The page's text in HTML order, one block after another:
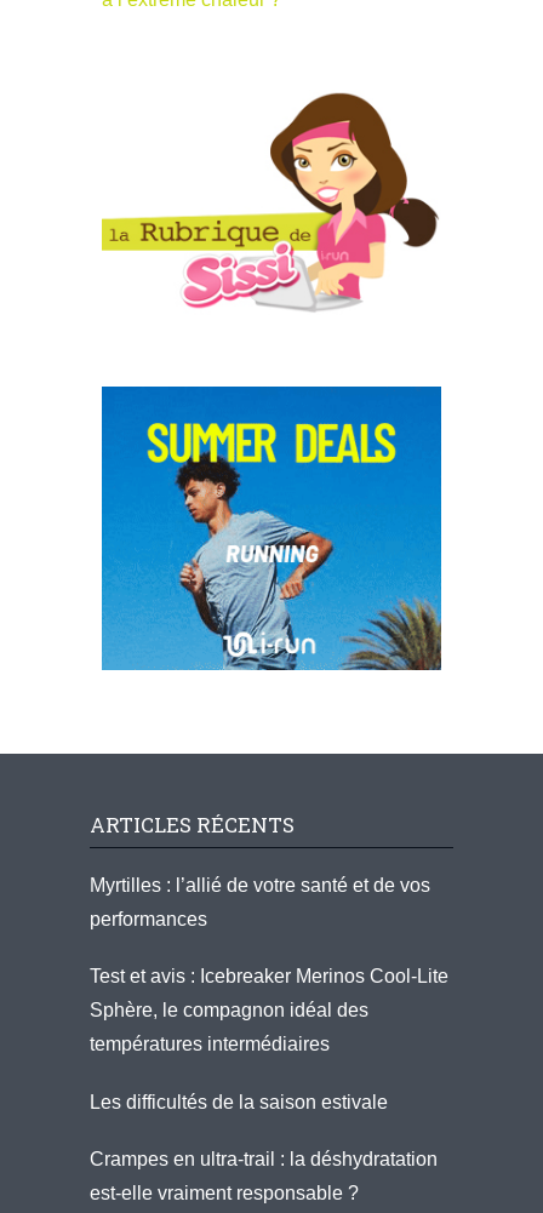
ARTICLES RÉCENTS
Myrtilles : l’allié de votre santé et de vos
performances
Test et avis : Icebreaker Merinos Cool-Lite
Sphère, le compagnon idéal des
températures intermédiaires
Les difficultés de la saison estivale
Crampes en ultra-trail : la déshydratation
est-elle vraiment responsable ?